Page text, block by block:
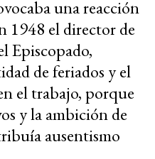
una reacción
1948 el director de
Episcopado,
de feriados y el
el trabajo, porque
y la ambición de
ausentismo